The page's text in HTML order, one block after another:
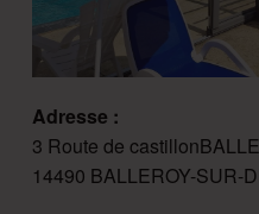
Adresse :
3 Route de
14490 BALLEROY-SUR-